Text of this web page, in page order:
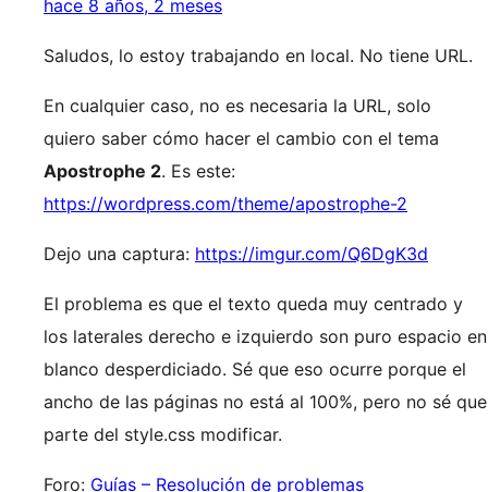
hace 8 años, 2 meses
Saludos, lo estoy trabajando en local. No tiene URL.
En cualquier caso, no es necesaria la URL, solo
quiero saber cómo hacer el cambio con el tema
Apostrophe 2. Es este:
https://wordpress.com/theme/apostrophe-2
Dejo una captura: https://imgur.com/Q6DgK3d
El problema es que el texto queda muy centrado y
los laterales derecho e izquierdo son puro espacio en
blanco desperdiciado. Sé que eso ocurre porque el
ancho de las páginas no está al 100%, pero no sé que
parte del style.css modificar.
Foro: Guías – Resolución de problemas